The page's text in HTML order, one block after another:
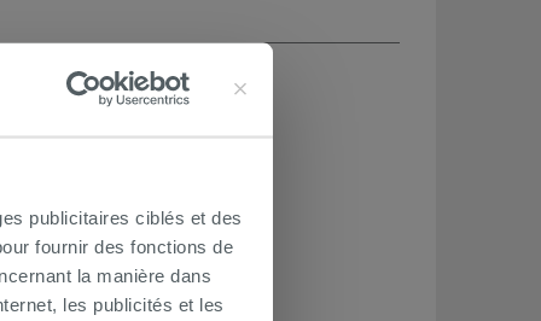
publicitaires ciblés et des
fournir des fonctions de
la manière dans
les publicités et les